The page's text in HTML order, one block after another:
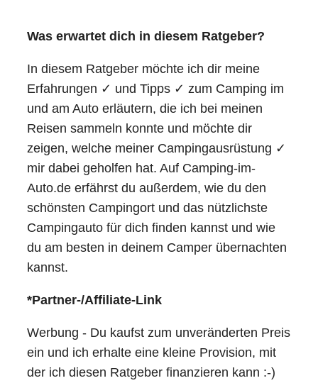
Was erwartet dich in diesem Ratgeber?
In diesem Ratgeber möchte ich dir meine
Erfahrungen ✓ und Tipps ✓ zum Camping im
und am Auto erläutern, die ich bei meinen
Reisen sammeln konnte und möchte dir
zeigen, welche meiner Campingausrüstung ✓
mir dabei geholfen hat. Auf Camping-im-
Auto.de erfährst du außerdem, wie du den
schönsten Campingort und das nützlichste
Campingauto für dich finden kannst und wie
du am besten in deinem Camper übernachten
kannst.
*Partner-/Affiliate-Link
Werbung - Du kaufst zum unveränderten Preis
ein und ich erhalte eine kleine Provision, mit
der ich diesen Ratgeber finanzieren kann :-)